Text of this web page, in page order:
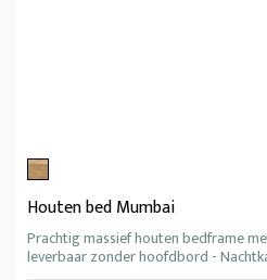
Houten bed Mumbai
Prachtig massief houten bedframe
leverbaar zonder hoofdbord -